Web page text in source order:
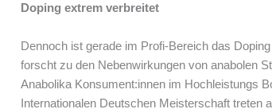
Doping extrem verbreitet
Dennoch ist gerade im Profi-Bereich das
forscht zu den Nebenwirkungen von anabolen
Anabolika Konsument:innen im Hochleistungs
Internationalen Deutschen Meisterschaft treten